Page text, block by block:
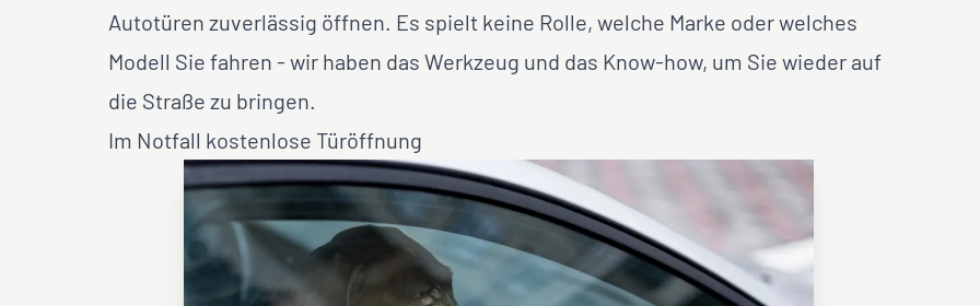
Autotüren zuverlässig öffnen. Es spielt keine Rolle, welche Marke oder welches
Modell Sie fahren - wir haben das Werkzeug und das Know-how, um Sie wieder auf
die Straße zu bringen.
Im Notfall kostenlose Türöffnung